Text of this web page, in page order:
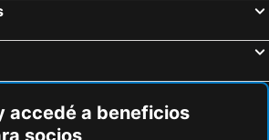
accedé a beneficios
socios